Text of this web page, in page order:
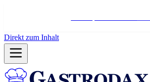
Direkt zum Inhalt